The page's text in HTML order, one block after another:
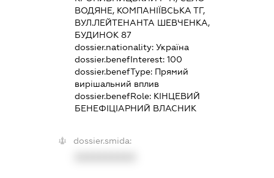
ВОДЯНЕ, КОМПАНІЇВСЬКА ТГ,
ВУЛ.ЛЕЙТЕНАНТА ШЕВЧЕНКА,
БУДИНОК 87
dossier.nationality:Україна
dossier.benefInterest:100
dossier.benefType: Прямий
вирішальний вплив
dossier.benefRole: КІНЦЕВИЙ
БЕНЕФІЦІАРНИЙ ВЛАСНИК
dossier.smida: